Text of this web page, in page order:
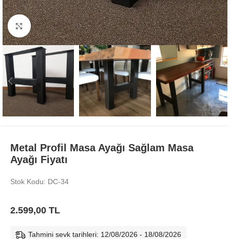
Büyüt
Metal Profil Masa Ayağı Sağlam Masa
Ayağı Fiyatı
Stok Kodu: DC-34
2.599,00 TL
Tahmini sevk tarihleri: 12/08/2026 - 18/08/2026